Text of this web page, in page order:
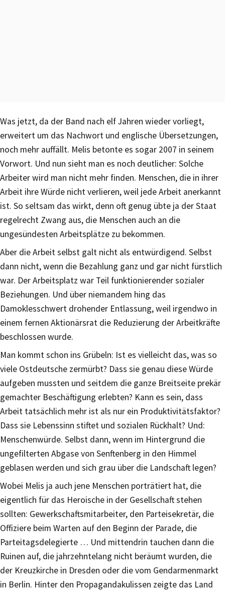
Was jetzt, da der Band nach elf Jahren wieder vorliegt,
erweitert um das Nachwort und englische Übersetzungen,
noch mehr auffällt. Melis betonte es sogar 2007 in seinem
Vorwort. Und nun sieht man es noch deutlicher: Solche
Arbeiter wird man nicht mehr finden. Menschen, die in ihrer
Arbeit ihre Würde nicht verlieren, weil jede Arbeit anerkannt
ist. So seltsam das wirkt, denn oft genug übte ja der Staat
regelrecht Zwang aus, die Menschen auch an die
ungesündesten Arbeitsplätze zu bekommen.
Aber die Arbeit selbst galt nicht als entwürdigend. Selbst
dann nicht, wenn die Bezahlung ganz und gar nicht fürstlich
war. Der Arbeitsplatz war Teil funktionierender sozialer
Beziehungen. Und über niemandem hing das
Damoklesschwert drohender Entlassung, weil irgendwo in
einem fernen Aktionärsrat die Reduzierung der Arbeitkräfte
beschlossen wurde.
Man kommt schon ins Grübeln: Ist es vielleicht das, was so
viele Ostdeutsche zermürbt? Dass sie genau diese Würde
aufgeben mussten und seitdem die ganze Breitseite prekär
gemachter Beschäftigung erlebten? Kann es sein, dass
Arbeit tatsächlich mehr ist als nur ein Produktivitätsfaktor?
Dass sie Lebenssinn stiftet und sozialen Rückhalt? Und:
Menschenwürde. Selbst dann, wenn im Hintergrund die
ungefilterten Abgase von Senftenberg in den Himmel
geblasen werden und sich grau über die Landschaft legen?
Wobei Melis ja auch jene Menschen porträtiert hat, die
eigentlich für das Heroische in der Gesellschaft stehen
sollten: Gewerkschaftsmitarbeiter, den Parteisekretär, die
Offiziere beim Warten auf den Beginn der Parade, die
Parteitagsdelegierte … Und mittendrin tauchen dann die
Ruinen auf, die jahrzehntelang nicht beräumt wurden, die
der Kreuzkirche in Dresden oder die vom Gendarmenmarkt
in Berlin. Hinter den Propagandakulissen zeigte das Land